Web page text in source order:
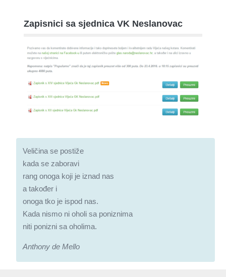
Zapisnici sa sjednica VK Neslanovac
Veličina se postiže
kada se zaboravi
rang onoga koji je iznad nas
a također i
onoga tko je ispod nas.
Kada nismo ni oholi sa poniznima
niti ponizni sa oholima.
Anthony de Mello